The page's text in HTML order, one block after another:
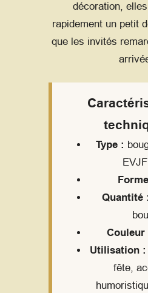
décoration,
rapidement un petit
que les invités
Type :
Quantité :
Couleur
Utilisation :
fête,